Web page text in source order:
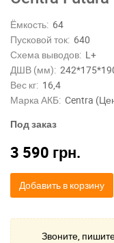
Ёмкость: 64
Пусковой ток: 640
Схема выводов: L+
ДШВ (мм):
Вес кг: 16,4
Марка АКБ: Centra
Под заказ
3 590 грн.
Добавить в корзину
Звоните,